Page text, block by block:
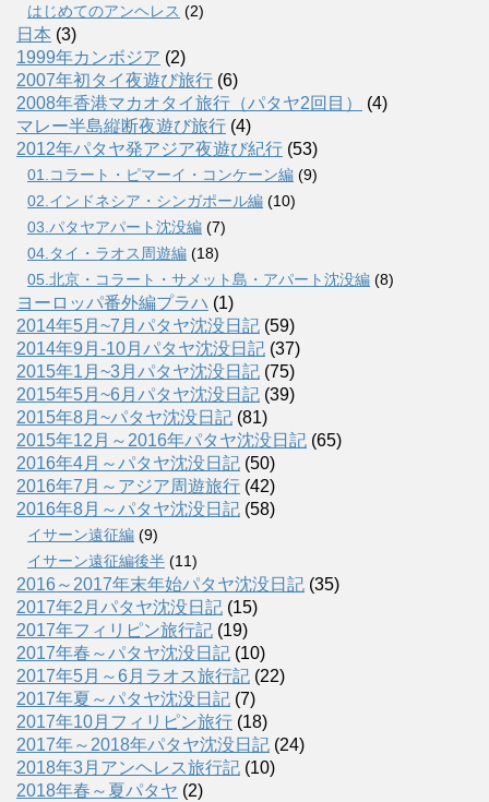
はじめてのアンヘレス (2)
日本 (3)
1999年カンボジア (2)
2007年初タイ夜遊び旅行 (6)
2008年香港マカオタイ旅行（パタヤ2回目）
(4)
マレー半島縦断夜遊び旅行 (4)
2012年パタヤ発アジア夜遊び紀行 (53)
01.コラート・ピマーイ・コンケーン編 (9)
02.インドネシア・シンガポール編 (10)
03.パタヤアパート沈没編 (7)
04.タイ・ラオス周遊編 (18)
05.北京・コラート・サメット島・アパート沈没編 (8)
ヨーロッパ番外編プラハ (1)
2014年5月~7月パタヤ沈没日記 (59)
2014年9月-10月パタヤ沈没日記 (37)
2015年1月~3月パタヤ沈没日記 (75)
2015年5月~6月パタヤ沈没日記 (39)
2015年8月~パタヤ沈没日記 (81)
2015年12月～2016年パタヤ沈没日記 (65)
2016年4月～パタヤ沈没日記 (50)
2016年7月～アジア周遊旅行 (42)
2016年8月～パタヤ沈没日記 (58)
イサーン遠征編 (9)
イサーン遠征編後半 (11)
2016～2017年末年始パタヤ沈没日記 (35)
2017年2月パタヤ沈没日記 (15)
2017年フィリピン旅行記 (19)
2017年春～パタヤ沈没日記 (10)
2017年5月～6月ラオス旅行記 (22)
2017年夏～パタヤ沈没日記 (7)
2017年10月フィリピン旅行 (18)
2017年～2018年パタヤ沈没日記 (24)
2018年3月アンヘレス旅行記 (10)
2018年春～夏パタヤ (2)